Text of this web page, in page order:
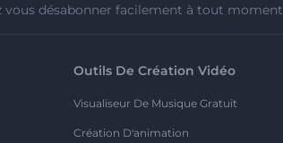
vous désabonner facilement à tout
Outils De Création Vidéo
Visualiseur De Musique Gratuit
Création D'animation